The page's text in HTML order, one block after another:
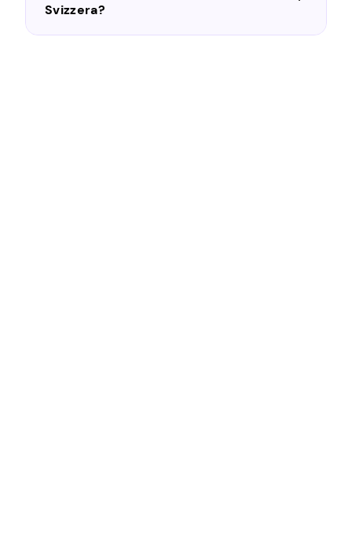
Svizzera?